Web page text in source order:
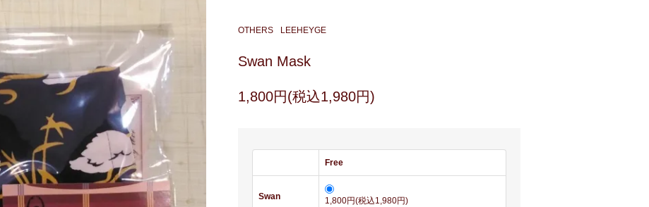
OTHERS LEEHEYGE
Swan Mask
1,800円(税込1,980円)
Free
Swan 1,800円(税込1,980円)